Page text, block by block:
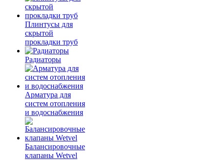
Плинтусы для
скрытой
прокладки труб
Радиаторы
Арматура для
систем отопления
и водоснабжения
Балансировочные
клапаны Wetvel